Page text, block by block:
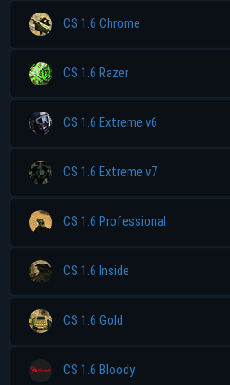
CS 1.6 Chrome
CS 1.6 Razer
CS 1.6 Extreme v6
CS 1.6 Extreme v7
CS 1.6 Professional
CS 1.6 Inside
CS 1.6 Gold
CS 1.6 Bloody